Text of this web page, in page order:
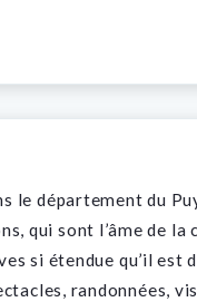
le département du
qui sont l’âme de la
si étendue qu’il est
randonnées,